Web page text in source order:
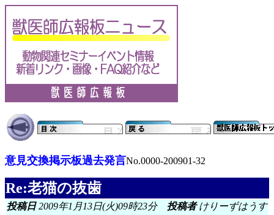
意見交換掲示板過去発言No.0000-200901-32
Re:老猫の抜歯
投稿日2009年1月13日(火)09時23分 投稿者けりーずはうす